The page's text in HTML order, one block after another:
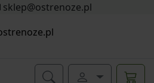
sklep@ostrenoze.pl